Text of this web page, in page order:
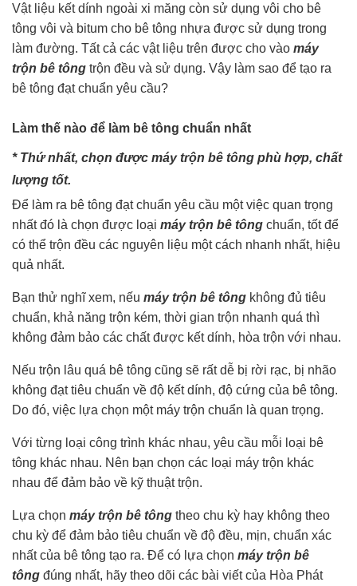
Vật liệu kết dính ngoài xi măng còn sử dụng vôi cho bê
tông vôi và bitum cho bê tông nhựa được sử dụng trong
làm đường. Tất cả các vật liệu trên được cho vào máy
trộn bê tông trộn đều và sử dụng. Vậy làm sao để tạo ra
bê tông đạt chuẩn yêu cầu?
Làm thế nào để làm bê tông chuẩn nhất
* Thứ nhất, chọn được máy trộn bê tông phù hợp, chất
lượng tốt.
Để làm ra bê tông đạt chuẩn yêu cầu một việc quan trọng
nhất đó là chọn được loại máy trộn bê tông chuẩn, tốt để
có thể trộn đều các nguyên liệu một cách nhanh nhất, hiệu
quả nhất.
Bạn thử nghĩ xem, nếu máy trộn bê tông không đủ tiêu
chuẩn, khả năng trộn kém, thời gian trộn nhanh quá thì
không đảm bảo các chất được kết dính, hòa trộn với nhau.
Nếu trộn lâu quá bê tông cũng sẽ rất dễ bị rời rạc, bị nhão
không đạt tiêu chuẩn về độ kết dính, độ cứng của bê tông.
Do đó, việc lựa chọn một máy trộn chuẩn là quan trọng.
Với từng loại công trình khác nhau, yêu cầu mỗi loại bê
tông khác nhau. Nên bạn chọn các loại máy trộn khác
nhau để đảm bảo về kỹ thuật trộn.
Lựa chọn máy trộn bê tông theo chu kỳ hay không theo
chu kỳ để đảm bảo tiêu chuẩn về độ đều, mịn, chuẩn xác
nhất của bê tông tạo ra. Để có lựa chọn máy trộn bê
tông đúng nhất, hãy theo dõi các bài viết của Hòa Phát